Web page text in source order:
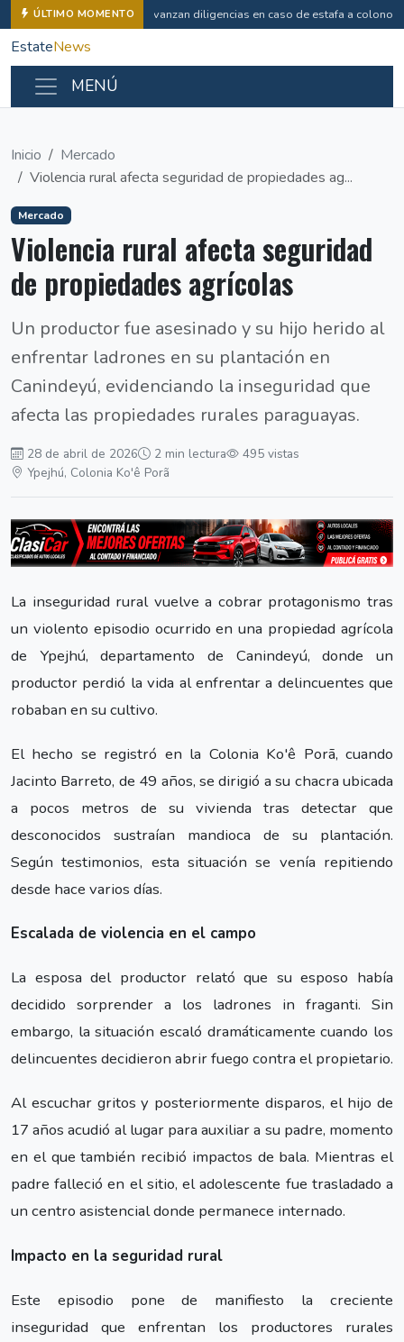
ÚLTIMO MOMENTO Avanzan diligencias en caso de estafa a
EstateNews
MENÚ
Inicio
Mercado
Violencia rural afecta seguridad de propiedades ag...
Mercado
Violencia rural afecta seguridad
de propiedades agrícolas
Un productor fue asesinado y su hijo herido al
enfrentar ladrones en su plantación en
Canindeyú, evidenciando la inseguridad que
afecta las propiedades rurales paraguayas.
28 de abril de 2026 2 min lectura
495 vistas
Ypejhú, Colonia Ko'ê Porã
La inseguridad rural vuelve a cobrar protagonismo tras
un violento episodio ocurrido en una propiedad agrícola
de Ypejhú, departamento de Canindeyú, donde un
productor perdió la vida al enfrentar a delincuentes que
robaban en su cultivo.
El hecho se registró en la Colonia Ko'ê Porã, cuando
Jacinto Barreto, de 49 años, se dirigió a su chacra ubicada
a pocos metros de su vivienda tras detectar que
desconocidos sustraían mandioca de su plantación.
Según testimonios, esta situación se venía repitiendo
desde hace varios días.
Escalada de violencia en el campo
La esposa del productor relató que su esposo había
decidido sorprender a los ladrones in fraganti. Sin
embargo, la situación escaló dramáticamente cuando los
delincuentes decidieron abrir fuego contra el propietario.
Al escuchar gritos y posteriormente disparos, el hijo de
17 años acudió al lugar para auxiliar a su padre, momento
en el que también recibió impactos de bala. Mientras el
padre falleció en el sitio, el adolescente fue trasladado a
un centro asistencial donde permanece internado.
Impacto en la seguridad rural
Este episodio pone de manifiesto la creciente
inseguridad que enfrentan los productores rurales